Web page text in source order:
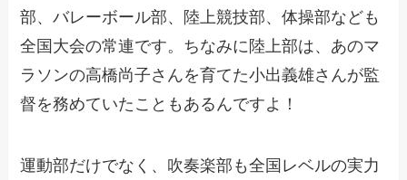
部、バレーボール部、陸上競技部、体操部なども
全国大会の常連です。ちなみに陸上部は、あのマ
ラソンの高橋尚子さんを育てた小出義雄さんが監
督を務めていたこともあるんですよ！
運動部だけでなく、吹奏楽部も全国レベルの実力